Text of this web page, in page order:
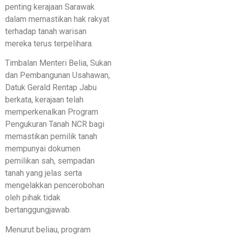
penting kerajaan Sarawak
dalam memastikan hak rakyat
terhadap tanah warisan
mereka terus terpelihara.
Timbalan Menteri Belia, Sukan
dan Pembangunan Usahawan,
Datuk Gerald Rentap Jabu
berkata, kerajaan telah
memperkenalkan Program
Pengukuran Tanah NCR bagi
memastikan pemilik tanah
mempunyai dokumen
pemilikan sah, sempadan
tanah yang jelas serta
mengelakkan pencerobohan
oleh pihak tidak
bertanggungjawab.
Menurut beliau, program